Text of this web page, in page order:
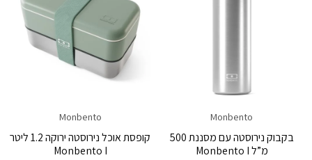
Monbento
בקבוק נירוסטה עם מסננת 500
מ”ל Monbento I
Monbento
קופסת אוכל נירוסטה ירוקה 1.2 ליטר
Monbento I